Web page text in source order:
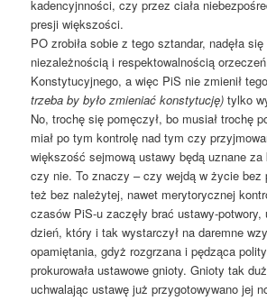
kadencyjnności, czy przez ciała
presji większości.
PO zrobiła sobie z tego sztandar, nadęła się
niezależnością i respektowalnością orzeczeń
Konstytucyjnego, a więc PiS nie zmienił
trzeba by było zmieniać konstytucję) tylko
No, trochę się pomęczył, bo musiał trochę
miał po tym kontrolę nad tym czy
większość sejmową ustawy będą uznane
czy nie. To znaczy – czy wejdą w życie bez
też bez należytej, nawet merytorycznej
czasów PiS-u zaczęły brać ustawy-potwory,
dzień, który i tak wystarczył na daremne
opamiętania, gdyż rozgrzana i pędząca
prokurowała ustawowe gnioty. Gnioty tak
uchwalając ustawę już przygotowywano jej